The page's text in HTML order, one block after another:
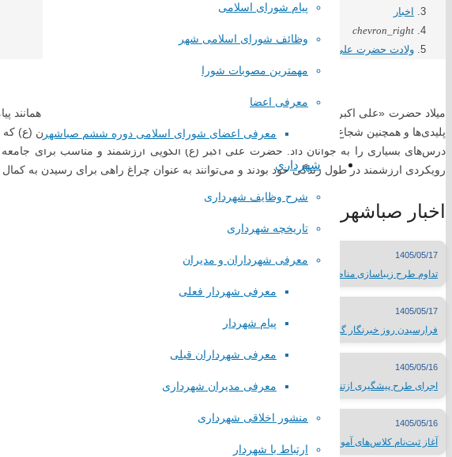
پیام شورای اسلامی
وظائف شورای اسلامی شهر
مهمترین مصوبات شورا
معرفی اعضا
معرفی اعضای شورای اسلامی دوره ششم صباشهر
شهرداری
شرح وظایف شهرداری
تاریخچه شهرداری
معرفی شهرداران و مدیران
معرفی شهردار فعلی
پیام شهردار
معرفی شهرداران قبلی
معرفی مدیران شهرداری
منشور اخلاقی شهرداری
ارتباط با شهردار
اخبار
chevron_right
ولادت حضرت علی اکبر (ع) و روز جوان
میلاد حضرت «علی اکبر (ع)» روز جوان نامگذاری شده است، روزی که خداوند جوانی را همانند
پلیدی‌ها و همچنین شجاع به امام حسین (ع) عنایت می‌کند. جوان برومند حضرت امام حسین (ع) که
درس‌های بسیاری را به جوانان داد. حضرت علی اکبر (ع) الگویی ارزشمند و مناسب برای
رویکردی ارزشمند در طول زندگی خود بودند و می‌توانند به عنوان چراغ راهی برای رسیدن به کمال
اخبار صباشهر
1405/05/17
تداوم طرح زیباسازی مناظر بصری صباشهر
1405/05/17
فرارسیدن روز خبرنگار گرامی باد
1405/05/16
اجرای طرح پیشگیری ازتنبلی چشم کودکان در صباشهر
1405/05/16
آغاز ثبت‌نام کلاس‌های آموزشی فرهنگسرای سبا در صباشهر
پایگاه وزارت کشور
پایگاه مجلس شورای اسلامی
پایگاه قوه قضاییه کشور
سازمان شهرداری ها و دهیاری های کشور
همیاری شهرداری های تهران
لینک های گروهی
لیست سایتهای مذهبی
سایتهای فرهنگی کشور
جدول نمایشگاههای بین المللی
مطبوعات کشور
سایر لینک ها
لینک های محلی
استانداری تهران
فرمانداری شهرستان شهریار
اداره ورزش و جوانان شهریار